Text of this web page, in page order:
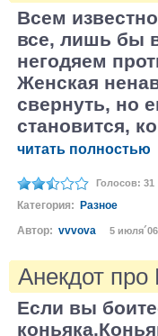
Всем
все, лишь бы
негодяем
Женская
свернуть, но
становится,
читать полностью
Голосов: 31
Категория:
Разное
Автор: vvvova 5
Анекдот про
Если вы